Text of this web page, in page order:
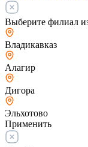
Выберите филиал
Владикавказ
Алагир
Дигора
Эльхотово
Применить